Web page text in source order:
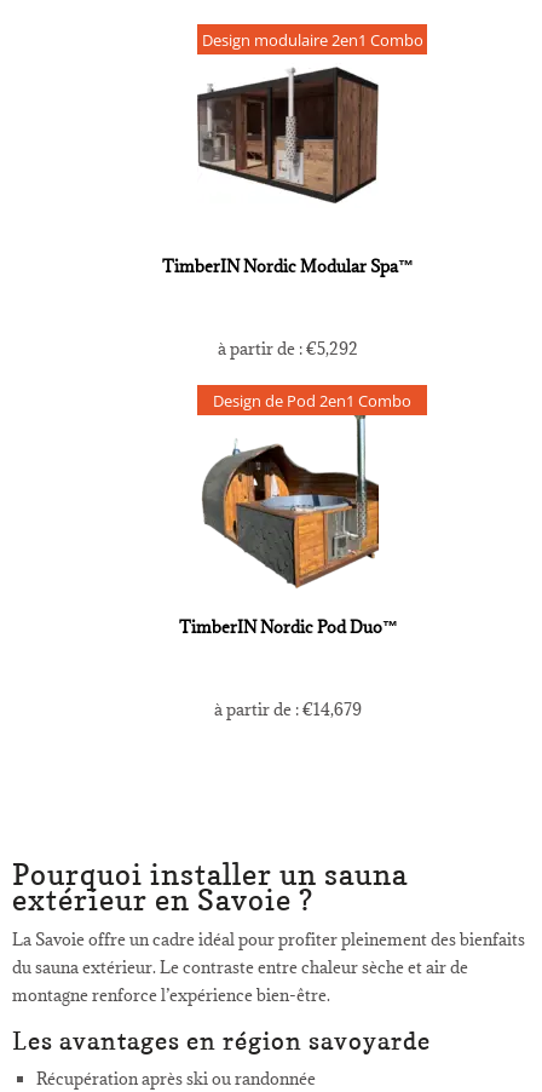
Design modulaire 2en1 Combo
TimberIN Nordic Modular Spa™
à partir de :€5,292
Design de Pod 2en1 Combo
TimberIN Nordic Pod Duo™
à partir de :€14,679
Pourquoi installer un sauna
extérieur en Savoie ?
La Savoie offre un cadre idéal pour profiter pleinement des bienfaits
du sauna extérieur. Le contraste entre chaleur sèche et air de
montagne renforce l’expérience bien-être.
Les avantages en région savoyarde
Récupération après ski ou randonnée